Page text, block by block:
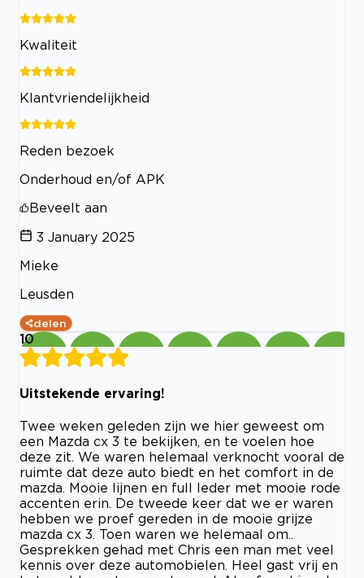
Kwaliteit
Klantvriendelijkheid
Reden bezoek
Onderhoud en/of APK
Beveelt aan
3 January 2025
Mieke
Leusden
delen
10
Uitstekende ervaring!
Twee weken geleden zijn we hier geweest om
een Mazda cx 3 te bekijken, en te voelen hoe
deze zit. We waren helemaal verknocht vooral de
ruimte dat deze auto biedt en het comfort in de
mazda. Mooie lijnen en full leder met mooie rode
accenten erin. De tweede keer dat we er waren
hebben we proef gereden in de mooie grijze
mazda cx 3. Toen waren we helemaal om..
Gesprekken gehad met Chris een man met veel
kennis over deze automobielen. Heel gast vrij en